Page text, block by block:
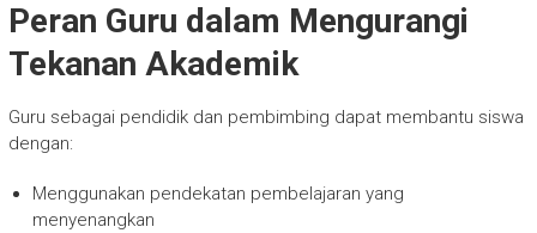
Peran Guru dalam Mengurangi
Tekanan Akademik
Guru sebagai pendidik dan pembimbing dapat membantu siswa
dengan:
Menggunakan pendekatan pembelajaran yang
menyenangkan